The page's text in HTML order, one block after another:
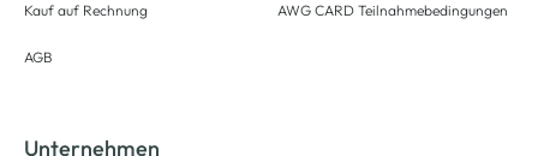
Kauf auf Rechnung
AGB
AWG CARD Teilnahmebedingungen
Unternehmen